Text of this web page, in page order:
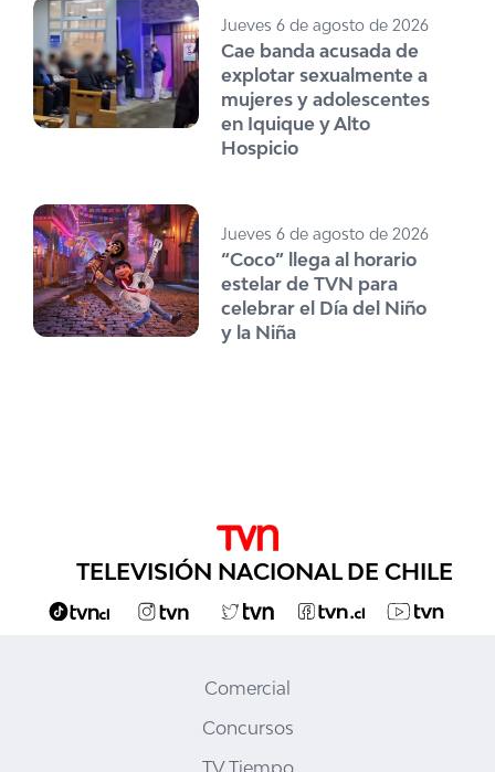
Jueves 6 de agosto de 2026
Cae banda acusada de
explotar sexualmente a
mujeres y adolescentes
en Iquique y Alto
Hospicio
Jueves 6 de agosto de 2026
“Coco” llega al horario
estelar de TVN para
celebrar el Día del Niño
y la Niña
TELEVISIÓN NACIONAL DE CHILE
Comercial
Concursos